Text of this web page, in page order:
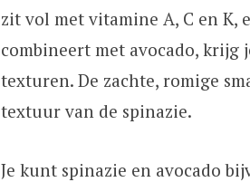
zit vol met vitamine A, C en K,
combineert met avocado, krijg
texturen. De zachte, romige
textuur van de spinazie.
Je kunt spinazie en avocado